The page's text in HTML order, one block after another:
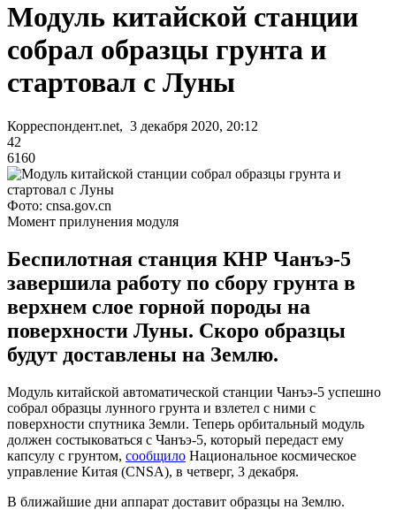
Модуль китайской станции
собрал образцы грунта и
стартовал с Луны
Корреспондент.net, 3 декабря 2020, 20:12
42
6160
Фото: cnsa.gov.cn
Момент прилунения модуля
Беспилотная станция КНР Чанъэ-5
завершила работу по сбору грунта в
верхнем слое горной породы на
поверхности Луны. Скоро образцы
будут доставлены на Землю.
Модуль китайской автоматической станции Чанъэ-5 успешно
собрал образцы лунного грунта и взлетел с ними с
поверхности спутника Земли. Теперь орбитальный модуль
должен состыковаться с Чанъэ-5, который передаст ему
капсулу с грунтом, сообщило Национальное космическое
управление Китая (CNSA), в четверг, 3 декабря.
В ближайшие дни аппарат доставит образцы на Землю.